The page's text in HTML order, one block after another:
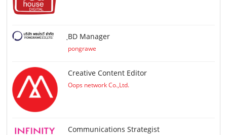
ฺBD Manager
pongrawe
Creative Content Editor
Oops network Co.,Ltd.
Communications Strategist